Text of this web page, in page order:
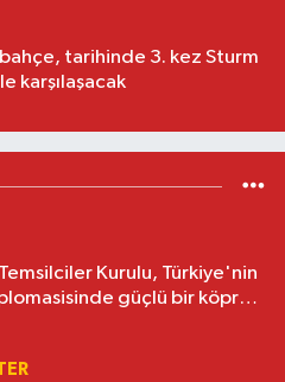
tarihinde 3. kez Sturm
karşılaşacak
Kurulu, Türkiye'nin
güçlü bir köprü